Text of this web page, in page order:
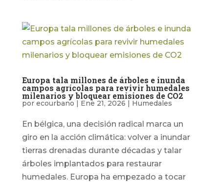
Europa tala millones de árboles e inunda
campos agrícolas para revivir humedales
milenarios y bloquear emisiones de CO2
por ecourbano | Ene 21, 2026 | Humedales
En bélgica, una decisión radical marca un
giro en la acción climática: volver a inundar
tierras drenadas durante décadas y talar
árboles implantados para restaurar
humedales. Europa ha empezado a tocar